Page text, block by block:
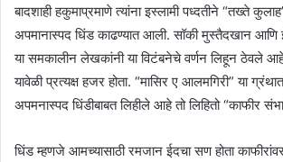
बादशाही हकु‌माप्रमाणे त्यांना इस्लामी पध्दतीने “तख्ते
अपमानास्पद धिंड काढण्यात आली. सॉकी मुस्तैदखान आणि
या समकालीन लेखकांनी या विटंबनेचे वर्णन लिहून ठेवले
यावेळी प्रत्यक्ष हजर होता. “मासिर ए आलमगिरी” या
अपमनास्पद धिंडीबाबत लिहीले आहे तो लिहितो “काफीर
धिंड म्हणजे आमच्यासाठी रमजान ईदचा सण होता काफीरांवर